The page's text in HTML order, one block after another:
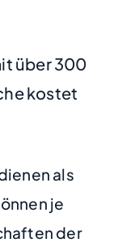
über 300
kostet
als
je
der